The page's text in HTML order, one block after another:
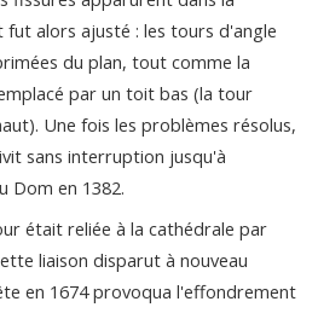
alors ajusté : les tours d'angle
du plan, tout comme la
par un toit bas (la tour
Une fois les problèmes résolus,
sans interruption jusqu'à
Dom en 1382.
était reliée à la cathédrale par
liaison disparut à nouveau
en 1674 provoqua l'effondrement